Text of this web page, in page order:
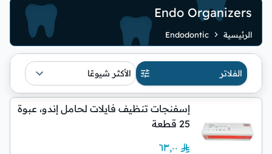
Endo Organizers
الرئيسية Endodontic
الفلاتر الأكثر شيوعًا
إسفنجات تنظيف فايلات لحامل إندو، عبوة
25 قطعة
٦٣٫٠٠